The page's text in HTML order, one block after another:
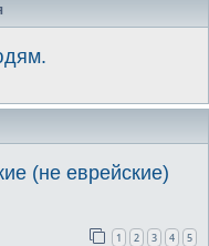
(не еврейские)
1 2 3 4 5